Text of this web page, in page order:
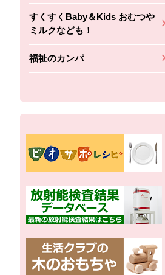
すくすくBaby＆Kids おむつや
ミルクなども！
福祉のカンパ